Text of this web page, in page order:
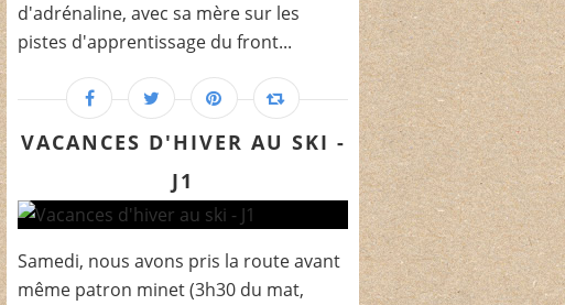
d'adrénaline, avec sa mère sur les
pistes d'apprentissage du front...
VACANCES D'HIVER AU SKI -
J1
Samedi, nous avons pris la route avant
même patron minet (3h30 du mat,